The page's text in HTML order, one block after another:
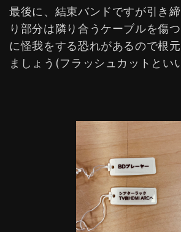
最後に、結束バンドですが引き
り部分は隣り合うケーブルを傷
に怪我をする恐れがあるので根
ましょう(フラッシュカットとい